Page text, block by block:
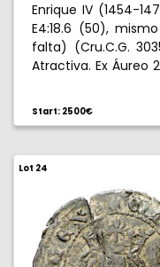
Enrique IV (1454-
E4:18.6 (50),
falta) (Cru.C.G.
Atractiva. Ex Áureo
Start: 2500€
Lot 24